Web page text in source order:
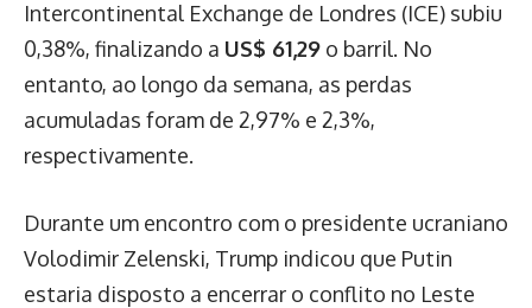
Intercontinental Exchange de Londres (ICE) subiu
0,38%, finalizando a US$ 61,29 o barril. No
entanto, ao longo da semana, as perdas
acumuladas foram de 2,97% e 2,3%,
respectivamente.
Durante um encontro com o presidente ucraniano
Volodimir Zelenski, Trump indicou que Putin
estaria disposto a encerrar o conflito no Leste